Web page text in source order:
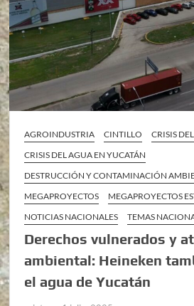
AGROINDUSTRIA CINTILLO
CRISIS
CRISIS DEL AGUA EN YUCATÁN
DESTRUCCIÓN Y CONTAMINACIÓN
MEGAPROYECTOS
MEGAPROYECTOS
NOTICIAS NACIONALES
TEMAS
Derechos vulnerados y
ambiental: Heineken
el agua de Yucatán